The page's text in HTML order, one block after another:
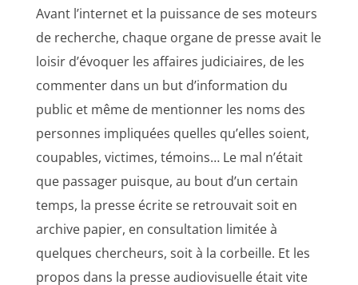
Avant l’internet et la puissance de ses moteurs
de recherche, chaque organe de presse avait le
loisir d’évoquer les affaires judiciaires, de les
commenter dans un but d’information du
public et même de mentionner les noms des
personnes impliquées quelles qu’elles soient,
coupables, victimes, témoins… Le mal n’était
que passager puisque, au bout d’un certain
temps, la presse écrite se retrouvait soit en
archive papier, en consultation limitée à
quelques chercheurs, soit à la corbeille. Et les
propos dans la presse audiovisuelle était vite